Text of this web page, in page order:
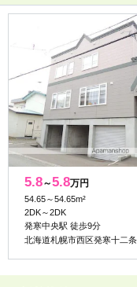
5.8～5.8万円
54.65～54.65m²
2DK～2DK
発寒中央駅 徒歩9分
北海道札幌市西区発寒十二